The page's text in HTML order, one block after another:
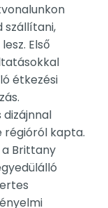
szállítani,
Első
étkezési
kapta.
Brittany